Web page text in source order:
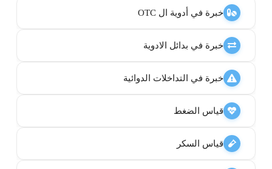
خبرة في أدوية ال OTC
خبرة في بدائل الادوية
خبرة في التداخلات الدوائية
قياس الضغط
قياس السكر